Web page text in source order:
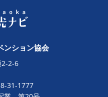
ション協会
2-2-6
31-1777